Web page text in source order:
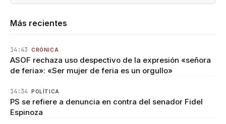
Más recientes
14:43 CRÓNICA
ASOF rechaza uso despectivo de la expresión «señora
de feria»: «Ser mujer de feria es un orgullo»
14:34 POLÍTICA
PS se refiere a denuncia en contra del senador Fidel
Espinoza